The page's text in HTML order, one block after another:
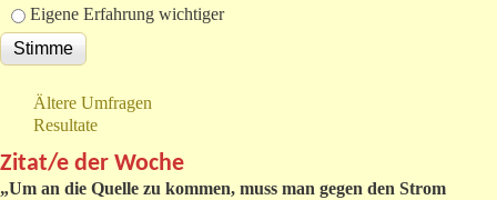
Eigene Erfahrung wichtiger
Ältere Umfragen
Resultate
Zitat/e der Woche
„Um an die Quelle zu kommen, muss man gegen den Strom